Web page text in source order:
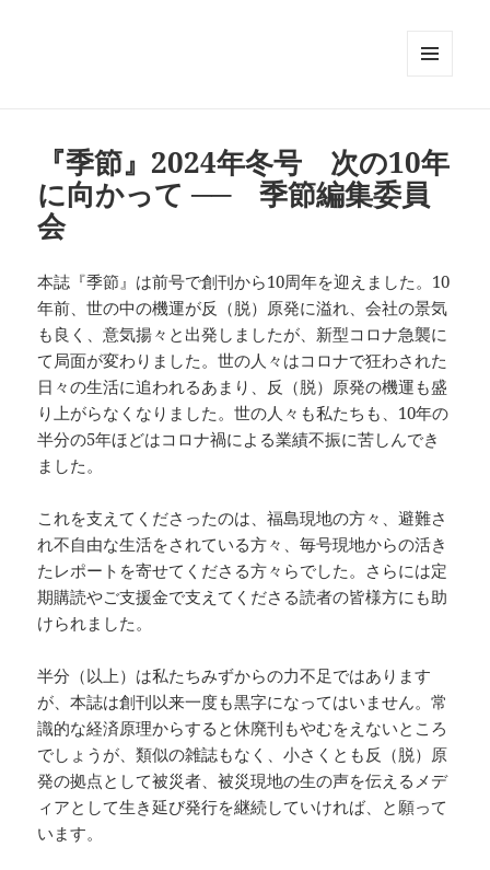
ット
『季節』2024年冬号 次の10年
に向かって ── 季節編集委員
会
本誌『季節』は前号で創刊から10周年を迎えました。10
年前、世の中の機運が反（脱）原発に溢れ、会社の景気
も良く、意気揚々と出発しましたが、新型コロナ急襲に
て局面が変わりました。世の人々はコロナで狂わされた
日々の生活に追われるあまり、反（脱）原発の機運も盛
り上がらなくなりました。世の人々も私たちも、10年の
半分の5年ほどはコロナ禍による業績不振に苦しんでき
ました。
これを支えてくださったのは、福島現地の方々、避難さ
れ不自由な生活をされている方々、毎号現地からの活き
たレポートを寄せてくださる方々らでした。さらには定
期購読やご支援金で支えてくださる読者の皆様方にも助
けられました。
半分（以上）は私たちみずからの力不足ではあります
が、本誌は創刊以来一度も黒字になってはいません。常
識的な経済原理からすると休廃刊もやむをえないところ
でしょうが、類似の雑誌もなく、小さくとも反（脱）原
発の拠点として被災者、被災現地の生の声を伝えるメデ
ィアとして生き延び発行を継続していければ、と願って
います。